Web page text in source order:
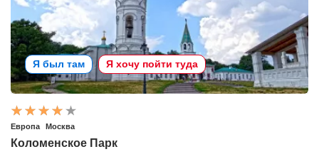
Я был там Я хочу пойти туда
Европа Москва
Коломенское Парк